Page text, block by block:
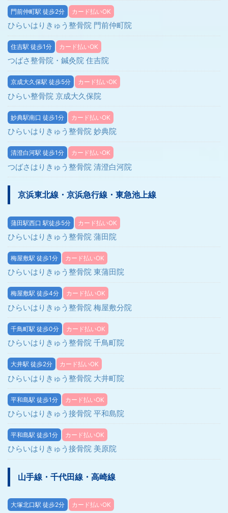
門前仲町駅 徒歩2分 カード払いOK
ひらいはりきゅう整骨院 門前仲町院
住吉駅 徒歩1分 カード払いOK
つばさ整骨院・鍼灸院 住吉院
京成大久保駅 徒歩5分 カード払いOK
ひらい整骨院 京成大久保院
妙典駅南口 徒歩1分 カード払いOK
ひらいはりきゅう整骨院 妙典院
清澄白河駅 徒歩1分 カード払いOK
つばさはりきゅう整骨院 清澄白河院
京浜東北線・京浜急行線・東急池上線
蒲田駅西口 駅徒歩5分 カード払いOK
ひらいはりきゅう整骨院 蒲田院
梅屋敷駅 徒歩1分 カード払いOK
ひらいはりきゅう整骨院 東蒲田院
梅屋敷駅 徒歩4分 カード払いOK
ひらいはりきゅう整骨院 梅屋敷分院
千鳥町駅 徒歩0分 カード払いOK
ひらいはりきゅう整骨院 千鳥町院
大井駅 徒歩2分 カード払いOK
ひらいはりきゅう整骨院 大井町院
平和島駅 徒歩1分 カード払いOK
ひらいはりきゅう接骨院 平和島院
平和島駅 徒歩1分 カード払いOK
ひらいはりきゅう接骨院 美原院
山手線・千代田線・高崎線
大塚北口駅 徒歩2分 カード払いOK